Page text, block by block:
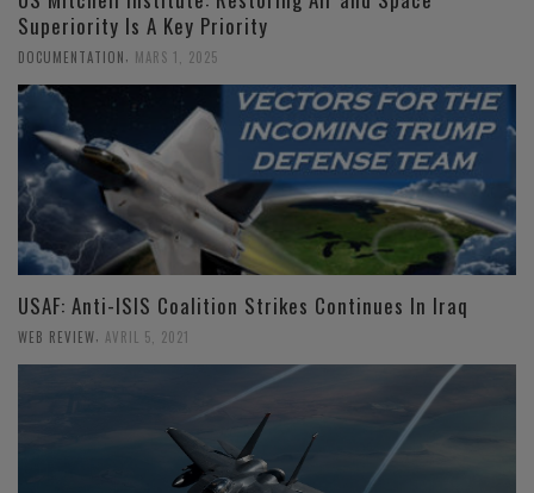
Superiority Is A Key Priority
DOCUMENTATION MARS 1, 2025
USAF: Anti-ISIS Coalition Strikes Continues In Iraq
WEB REVIEW AVRIL 5, 2021